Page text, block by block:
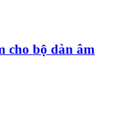
cho bộ dàn âm